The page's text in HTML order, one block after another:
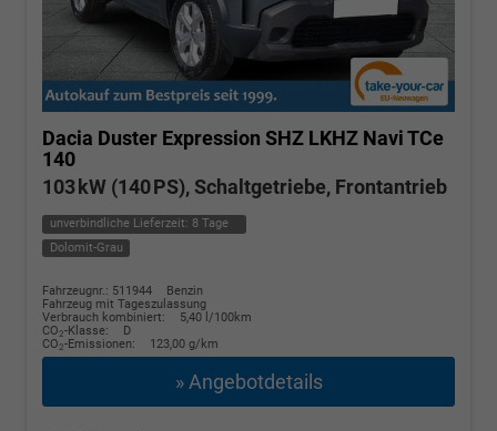
Dacia Duster Expression SHZ LKHZ Navi TCe
140
103 kW (140 PS), Schaltgetriebe, Frontantrieb
unverbindliche Lieferzeit: 8 Tage
Dolomit-Grau
Fahrzeugnr.: 511944
Benzin
Fahrzeug mit Tageszulassung
Verbrauch kombiniert:
5,40 l/100km
CO2-Klasse:
D
CO2-Emissionen: 123,00 g/km
» Angebotdetails